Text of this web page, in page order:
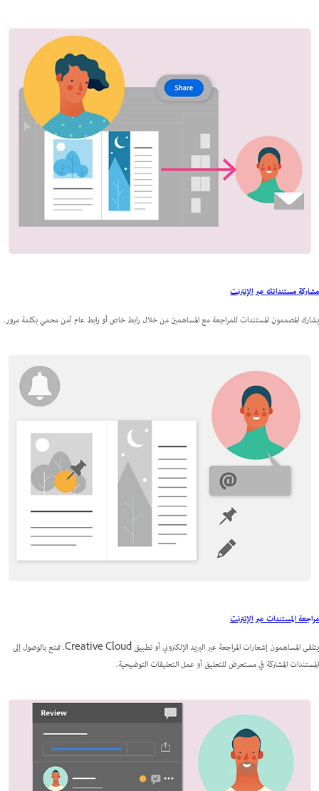
مشاركة مستنداتك عبر الإنترنت
يشارك المصممون المستندات للمراجعة مع المساهمين من خلال رابط خاص أو رابط عام آمن محمي بكلمة مرور.
مراجعة المستندات عبر الإنترنت
يتلقى المساهمون إشعارات المراجعة عبر البريد الإلكتروني أو تطبيق Creative Cloud. تمتع بالوصول إلى
المستندات المشتركة في مستعرض للتعليق أو عمل التعليقات التوضيحية.